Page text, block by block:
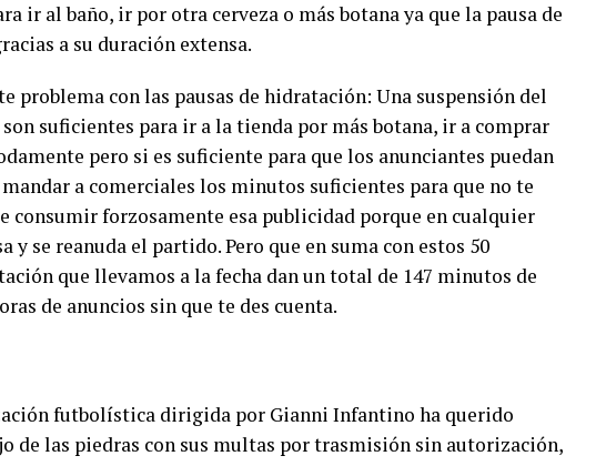
ir al baño, ir por otra cerveza o más botana ya que la pausa de
a su duración extensa.
problema con las pausas de hidratación: Una suspensión del
suficientes para ir a la tienda por más botana, ir a comprar
pero si es suficiente para que los anunciantes puedan
a comerciales los minutos suficientes para que no te
consumir forzosamente esa publicidad porque en cualquier
y se reanuda el partido. Pero que en suma con estos 50
que llevamos a la fecha dan un total de 147 minutos de
de anuncios sin que te des cuenta.
futbolística dirigida por Gianni Infantino ha querido
de las piedras con sus multas por trasmisión sin autorización,